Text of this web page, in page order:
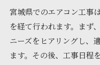
宮城県でのエアコン工事
を経て行われます。まず
ニーズをヒアリングし、
ます。その後、工事日程